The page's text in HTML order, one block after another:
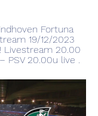
Fortuna
19/12/2023
Livestream 20.00
PSV 20.00u live .